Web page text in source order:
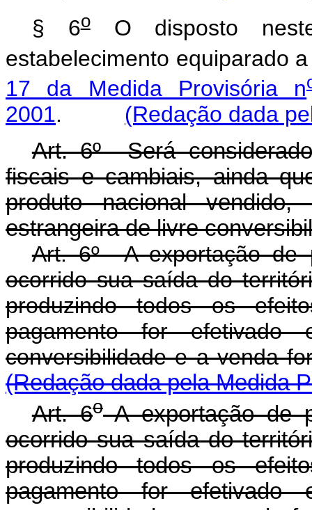
§ 6oO disposto
estabelecimento equiparado
17 da Medida Provisória n
2001. (Redação dada
Art. 6º Será
fiscais e cambiais, ainda
produto nacional vendido,
estrangeira de livre
Art. 6º A exportação de
ocorrido sua saída do
produzindo todos os
pagamento for efetivado
conversibilidade e a
(Redação dada pela Medida
Art. 6oA exportação de
ocorrido sua saída do
produzindo todos os
pagamento for efetivado